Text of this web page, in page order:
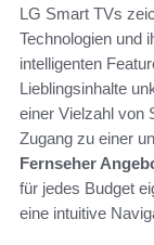
LG Smart TVs
Technologien und
intelligenten
Lieblingsinhalte
einer Vielzahl von
Zugang zu einer
Fernseher
für jedes Budget
eine intuitive